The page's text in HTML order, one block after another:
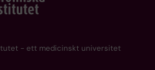
- ett medicinskt universitet